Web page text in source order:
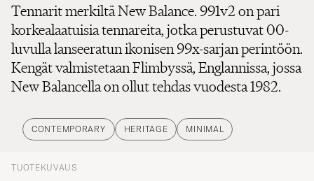
Tennarit merkiltä New Balance. 991v2 on pari
korkealaatuisia tennareita, jotka perustuvat 00-
luvulla lanseeratun ikonisen 99x-sarjan perintöön.
Kengät valmistetaan Flimbyssä, Englannissa, jossa
New Balancella on ollut tehdas vuodesta 1982.
CONTEMPORARY HERITAGE MINIMAL
TUOTEKUVAUS